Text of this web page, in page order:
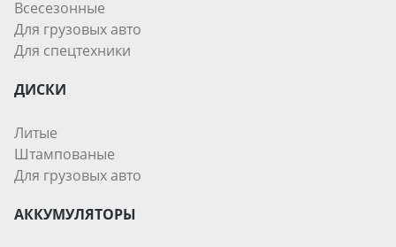
Всесезонные
Для грузовых авто
Для спецтехники
ДИСКИ
Литые
Штампованые
Для грузовых авто
АККУМУЛЯТОРЫ